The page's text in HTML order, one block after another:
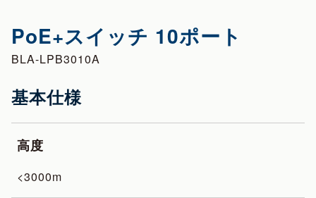
PoE+スイッチ 10ポート
BLA-LPB3010A
基本仕様
高度
<3000m